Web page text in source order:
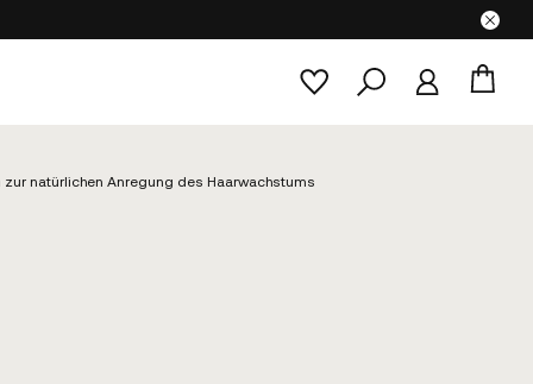
zur natürlichen Anregung des Haarwachstums